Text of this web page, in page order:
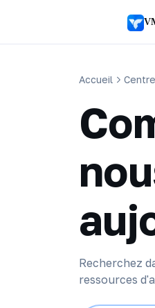
Accueil
Recherchez
ressources